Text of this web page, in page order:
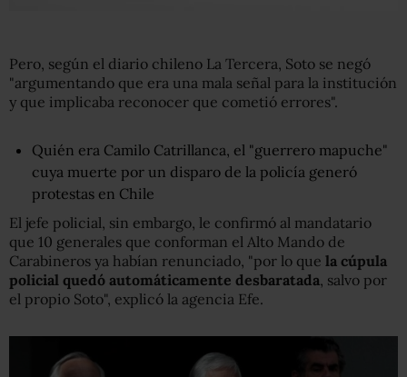
Pero, según el diario chileno La Tercera, Soto se negó
"argumentando que era una mala señal para la institución
y que implicaba reconocer que cometió errores".
Quién era Camilo Catrillanca, el "guerrero mapuche"
cuya muerte por un disparo de la policía generó
protestas en Chile
El jefe policial, sin embargo, le confirmó al mandatario
que 10 generales que conforman el Alto Mando de
Carabineros ya habían renunciado, "por lo que la cúpula
policial quedó automáticamente desbaratada , salvo por
el propio Soto", explicó la agencia Efe.